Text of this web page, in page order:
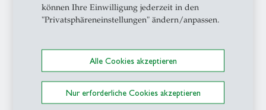
können Ihre Einwilligung jederzeit in den
"Privatsphäreneinstellungen" ändern/anpassen.
Alle Cookies akzeptieren
Nur erforderliche Cookies akzeptieren
Prof. Dr. Manuel Ammann, Rektor der Universität
St.Gallen (HSG) und Vizepräsident der HSG Stiftung